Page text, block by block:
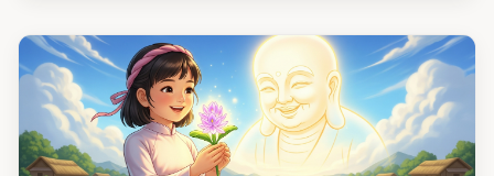
có được tình yêu, hạnh phúc và một phép màu
thần kỳ: đuôi cá vàng ước gì được nấy.